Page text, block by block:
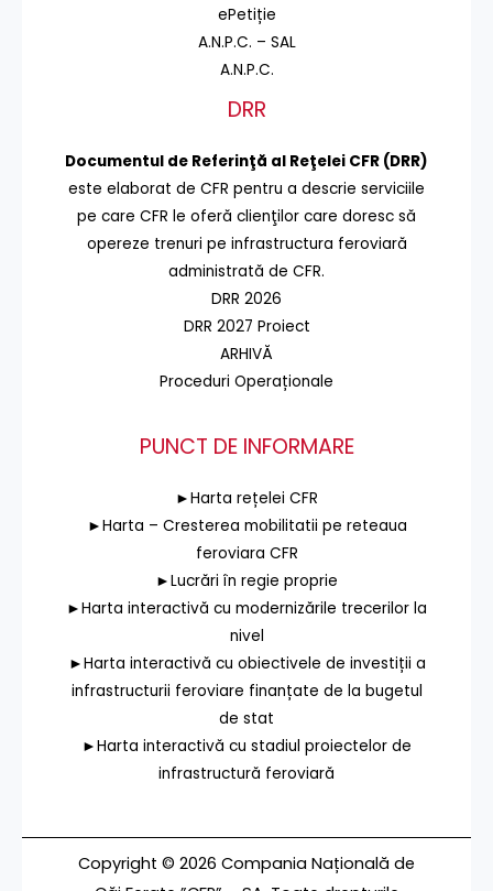
ePetiție
A.N.P.C. – SAL
A.N.P.C.
DRR
Documentul de Referinţă al Reţelei CFR (DRR)
este elaborat de CFR pentru a descrie serviciile
pe care CFR le oferă clienţilor care doresc să
opereze trenuri pe infrastructura feroviară
administrată de CFR.
DRR 2026
DRR 2027 Proiect
ARHIVĂ
Proceduri Operaționale
PUNCT DE INFORMARE
►Harta rețelei CFR
►Harta – Cresterea mobilitatii pe reteaua
feroviara CFR
►Lucrări în regie proprie
►Harta interactivă cu modernizările trecerilor la
nivel
►Harta interactivă cu obiectivele de investiții a
infrastructurii feroviare finanțate de la bugetul
de stat
►Harta interactivă cu stadiul proiectelor de
infrastructură feroviară
Copyright © 2026 Compania Națională de